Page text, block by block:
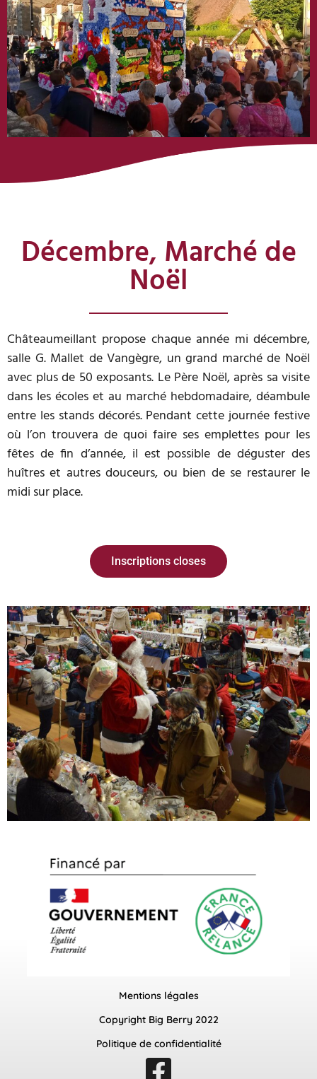
Décembre, Marché de
Noël
Châteaumeillant propose chaque année mi décembre,
salle G. Mallet de Vangègre, un grand marché de Noël
avec plus de 50 exposants. Le Père Noël, après sa visite
dans les écoles et au marché hebdomadaire, déambule
entre les stands décorés. Pendant cette journée festive
où l’on trouvera de quoi faire ses emplettes pour les
fêtes de fin d’année, il est possible de déguster des
huîtres et autres douceurs, ou bien de se restaurer le
midi sur place.
Inscriptions closes
Mentions légales
Copyright Big Berry 2022
Politique de confidentialité